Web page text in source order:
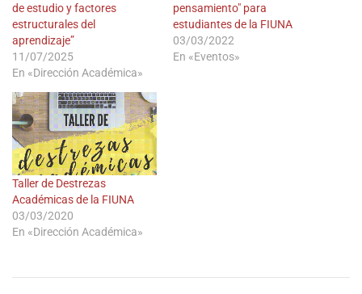
de estudio y factores
estructurales del
aprendizaje”
11/07/2025
En «Dirección Académica»
pensamiento" para
estudiantes de la FIUNA
03/03/2022
En «Eventos»
Taller de Destrezas
Académicas de la FIUNA
03/03/2020
En «Dirección Académica»